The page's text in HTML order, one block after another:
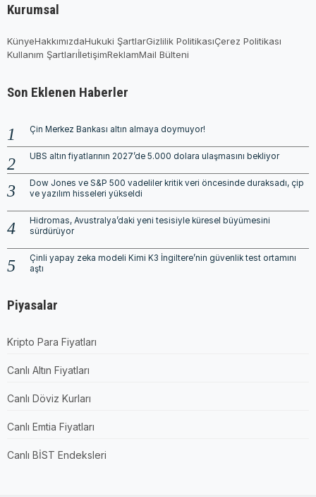
Kurumsal
KünyeHakkımızdaHukuki ŞartlarGizlilik PolitikasıÇerez Politikası
Kullanım ŞartlarıİletişimReklamMail Bülteni
Son Eklenen Haberler
Çin Merkez Bankası altın almaya doymuyor!
UBS altın fiyatlarının 2027’de 5.000 dolara ulaşmasını bekliyor
Dow Jones ve S&P 500 vadeliler kritik veri öncesinde duraksadı, çip
ve yazılım hisseleri yükseldi
Hidromas, Avustralya’daki yeni tesisiyle küresel büyümesini
sürdürüyor
Çinli yapay zeka modeli Kimi K3 İngiltere’nin güvenlik test ortamını
aştı
Piyasalar
Kripto Para Fiyatları
Canlı Altın Fiyatları
Canlı Döviz Kurları
Canlı Emtia Fiyatları
Canlı BİST Endeksleri